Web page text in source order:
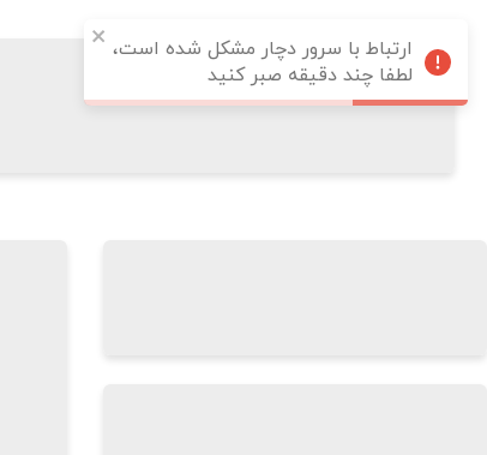
ارتباط با سرور دچار مشکل شده است،
لطفا چند دقیقه صبر کنید